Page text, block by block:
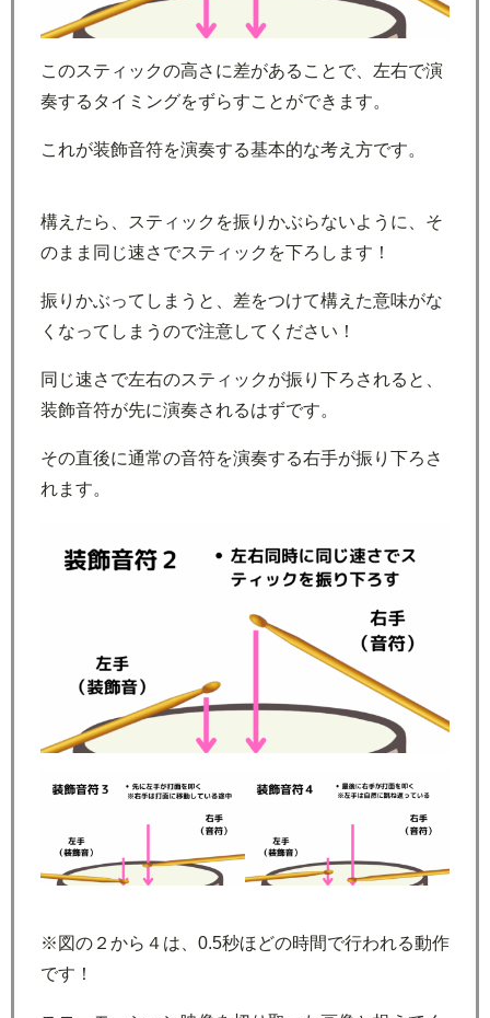
このスティックの高さに差があることで、左右で演
奏するタイミングをずらすことができます。
これが装飾音符を演奏する基本的な考え方です。
構えたら、スティックを振りかぶらないように、そ
のまま同じ速さでスティックを下ろします！
振りかぶってしまうと、差をつけて構えた意味がな
くなってしまうので注意してください！
同じ速さで左右のスティックが振り下ろされると、
装飾音符が先に演奏されるはずです。
その直後に通常の音符を演奏する右手が振り下ろさ
れます。
※図の２から４は、0.5秒ほどの時間で行われる動作
です！